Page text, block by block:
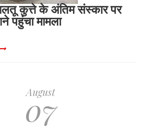
कुत्ते के अंतिम संस्कार पर
पहुंचा मामला
August
07